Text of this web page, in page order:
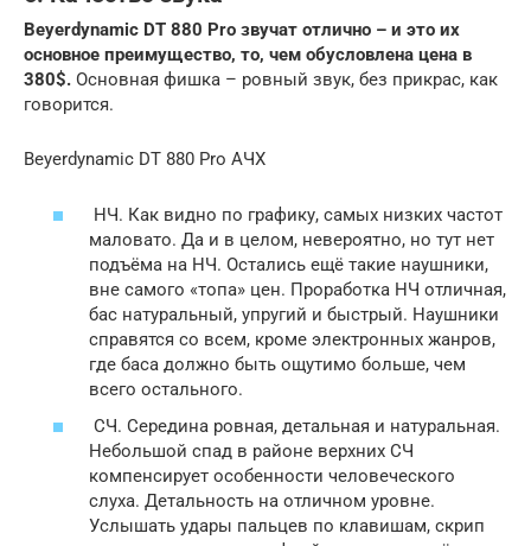
Beyerdynamic DT 880 Pro звучат отлично – и это их
основное преимущество, то, чем обусловлена цена в
380$. Основная фишка – ровный звук, без прикрас, как
говорится.
Beyerdynamic DT 880 Pro АЧХ
НЧ. Как видно по графику, самых низких частот
маловато. Да и в целом, невероятно, но тут нет
подъёма на НЧ. Остались ещё такие наушники,
вне самого «топа» цен. Проработка НЧ отличная,
бас натуральный, упругий и быстрый. Наушники
справятся со всем, кроме электронных жанров,
где баса должно быть ощутимо больше, чем
всего остального.
СЧ. Середина ровная, детальная и натуральная.
Небольшой спад в районе верхних СЧ
компенсирует особенности человеческого
слуха. Детальность на отличном уровне.
Услышать удары пальцев по клавишам, скрип